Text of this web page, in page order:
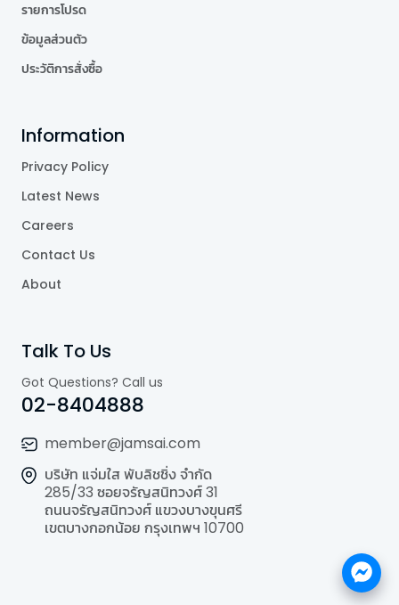
รายการโปรด
ข้อมูลส่วนตัว
ประวัติการสั่งซื้อ
Information
Privacy Policy
Latest News
Careers
Contact Us
About
Talk To Us
Got Questions? Call us
02-8404888
member@jamsai.com
บริษัท แจ่มใส พับลิชชิ่ง จำกัด
285/33 ซอยจรัญสนิทวงศ์ 31
ถนนจรัญสนิทวงศ์ แขวงบางขุนศรี
เขตบางกอกน้อย กรุงเทพฯ 10700